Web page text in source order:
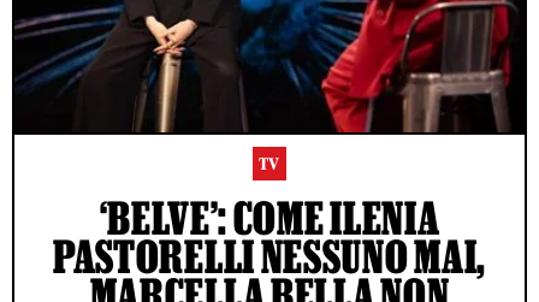
TV
‘BELVE’: COME ILENIA
PASTORELLI NESSUNO MAI,